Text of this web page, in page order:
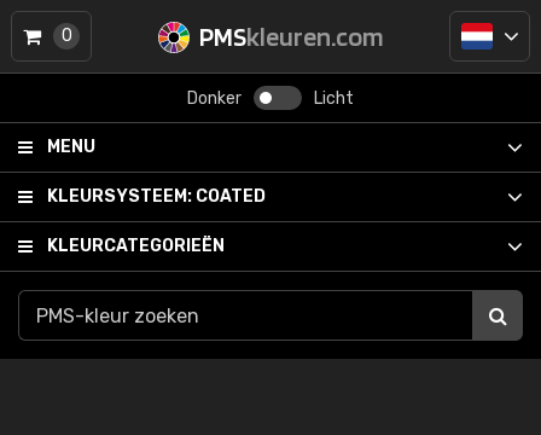
PMSkleuren.com
Donker Licht
MENU
KLEURSYSTEEM: COATED
KLEURCATEGORIEËN
0